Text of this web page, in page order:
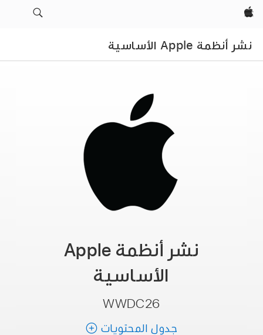
Apple‏
نشر أنظمة Apple الأساسية
نشر أنظمة Apple
الأساسية
جدول المحتويات